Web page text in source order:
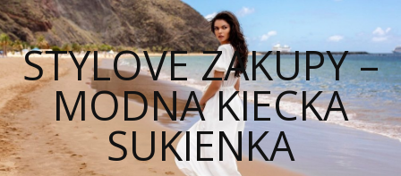
STYLOVE ZAKUPY –
MODNA KIECKA
SUKIENKA